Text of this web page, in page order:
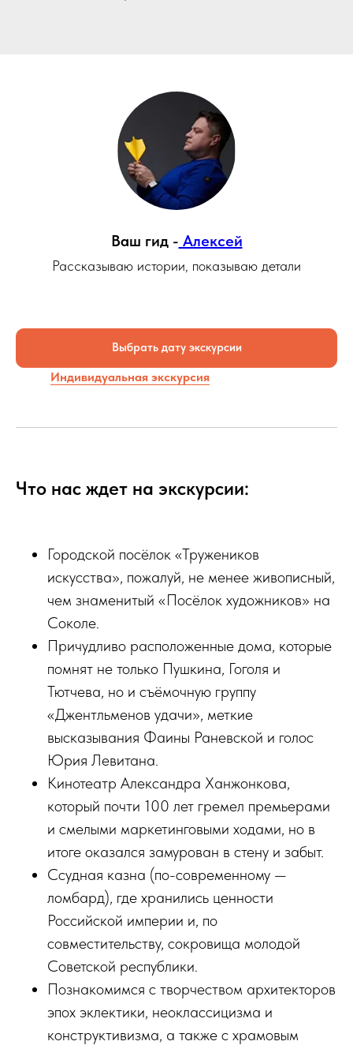
Ваш гид - Алексей
Рассказываю истории, показываю детали
Выбрать дату экскурсии
Индивидуальная экскурсия
Что нас ждет на экскурсии:
Городской посёлок «Тружеников
искусства», пожалуй, не менее живописный,
чем знаменитый «Посёлок художников» на
Соколе.
Причудливо расположенные дома, которые
помнят не только Пушкина, Гоголя и
Тютчева, но и съёмочную группу
«Джентльменов удачи», меткие
высказывания Фаины Раневской и голос
Юрия Левитана.
Кинотеатр Александра Ханжонкова,
который почти 100 лет гремел премьерами
и смелыми маркетинговыми ходами, но в
итоге оказался замурован в стену и забыт.
Ссудная казна (по-современному —
ломбард), где хранились ценности
Российской империи и, по
совместительству, сокровища молодой
Советской республики.
Познакомимся с творчеством архитекторов
эпох эклектики, неоклассицизма и
конструктивизма, а также с храмовым